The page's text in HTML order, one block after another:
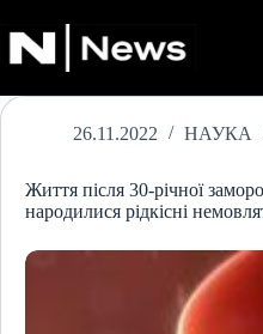
до
вмісту
26.11.2022 НАУКА
Життя після 30-річної
народилися рідкісні